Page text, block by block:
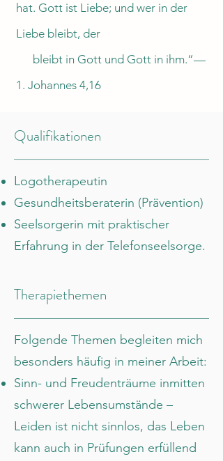
hat. Gott ist Liebe; und wer in der
Liebe bleibt, der
bleibt in Gott und Gott in ihm.“—
1. Johannes 4,16
Qualifikationen
Logotherapeutin
Gesundheitsberaterin (Prävention)
Seelsorgerin mit praktischer
Erfahrung in der Telefonseelsorge.
Therapiethemen
Folgende Themen begleiten mich
besonders häufig in meiner Arbeit:
Sinn- und Freudenträume inmitten
schwerer Lebensumstände –
Leiden ist nicht sinnlos, das Leben
kann auch in Prüfungen erfüllend